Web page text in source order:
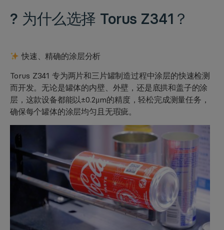
? 为什么选择 Torus Z341？
快速、精确的涂层分析
Torus Z341 专为两片和三片罐制造过程中涂层的快速检测
而开发。无论是罐体的内壁、外壁，还是底拱和盖子的涂
层，这款设备都能以±0.2μm的精度，轻松完成测量任务，
确保每个罐体的涂层均匀且无瑕疵。